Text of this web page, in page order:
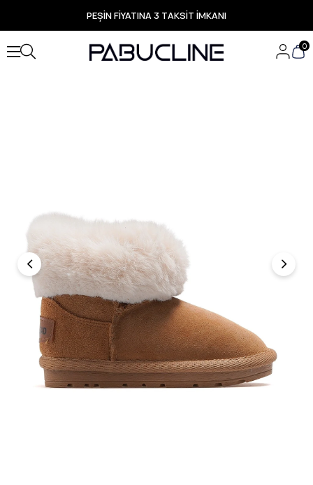
PEŞİN FİYATINA 3 TAKSİT İMKANI
TÜM ÜRÜNLERDE ÜCRETSİZ KARGO
Yeni Sezon Ürünlerde Özel Fırsatlar
Seçili Ürünlerde Hızlı Teslimat
0